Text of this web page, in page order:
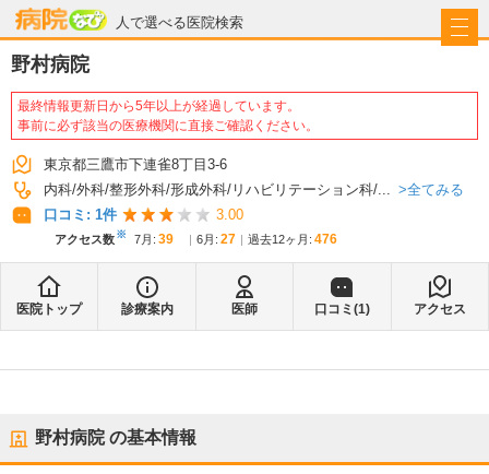
人で選べる医院検索
病院なび
野村病院
最終情報更新日から5年以上が経過しています。
事前に必ず該当の医療機関に直接ご確認ください。
東京都三鷹市下連雀8丁目3-6
内科 外科 整形外科 形成外科 リハビリテーション科 ...
全てみる
口コミ: 1件 3.00
アクセス数※ 7月 : 39 6月 : 27 過去12ヶ月: 476
医院トップ 診療案内 医師 口コミ(1) アクセス
野村病院の基本情報